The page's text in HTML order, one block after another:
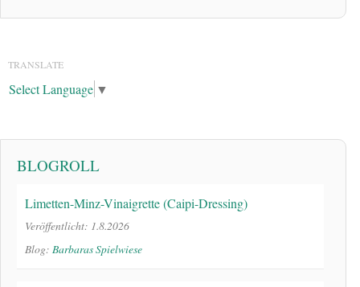
TRANSLATE
Select Language ▼
BLOGROLL
Limetten-Minz-Vinaigrette (Caipi-Dressing)
Veröffentlicht: 1.8.2026
Blog: Barbaras Spielwiese